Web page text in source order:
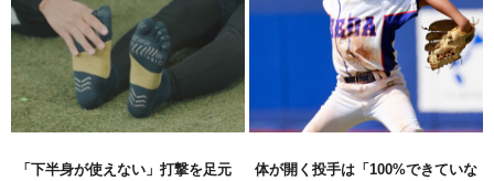
「下半身が使えない」打撃を足元
体が開く投手は「100%できていな